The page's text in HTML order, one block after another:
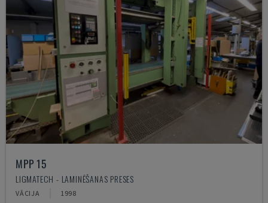
MPP 15
LIGMATECH - LAMINĒŠANAS PRESES
VĀCIJA 1998